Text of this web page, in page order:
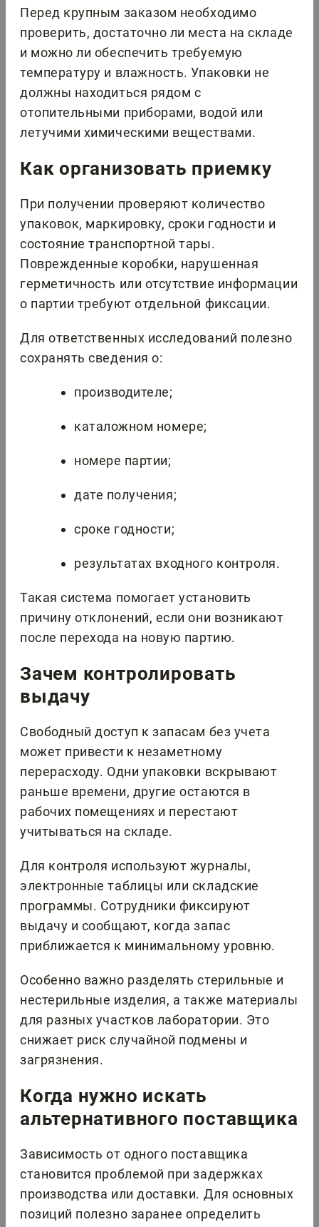
Перед крупным заказом необходимо
проверить, достаточно ли места на складе
и можно ли обеспечить требуемую
температуру и влажность. Упаковки не
должны находиться рядом с
отопительными приборами, водой или
летучими химическими веществами.
Как организовать приемку
При получении проверяют количество
упаковок, маркировку, сроки годности и
состояние транспортной тары.
Поврежденные коробки, нарушенная
герметичность или отсутствие информации
о партии требуют отдельной фиксации.
Для ответственных исследований полезно
сохранять сведения о:
производителе;
каталожном номере;
номере партии;
дате получения;
сроке годности;
результатах входного контроля.
Такая система помогает установить
причину отклонений, если они возникают
после перехода на новую партию.
Зачем контролировать
выдачу
Свободный доступ к запасам без учета
может привести к незаметному
перерасходу. Одни упаковки вскрывают
раньше времени, другие остаются в
рабочих помещениях и перестают
учитываться на складе.
Для контроля используют журналы,
электронные таблицы или складские
программы. Сотрудники фиксируют
выдачу и сообщают, когда запас
приближается к минимальному уровню.
Особенно важно разделять стерильные и
нестерильные изделия, а также материалы
для разных участков лаборатории. Это
снижает риск случайной подмены и
загрязнения.
Когда нужно искать
альтернативного поставщика
Зависимость от одного поставщика
становится проблемой при задержках
производства или доставки. Для основных
позиций полезно заранее определить